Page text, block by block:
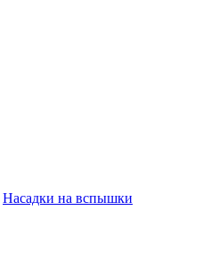
Насадки на вспышки